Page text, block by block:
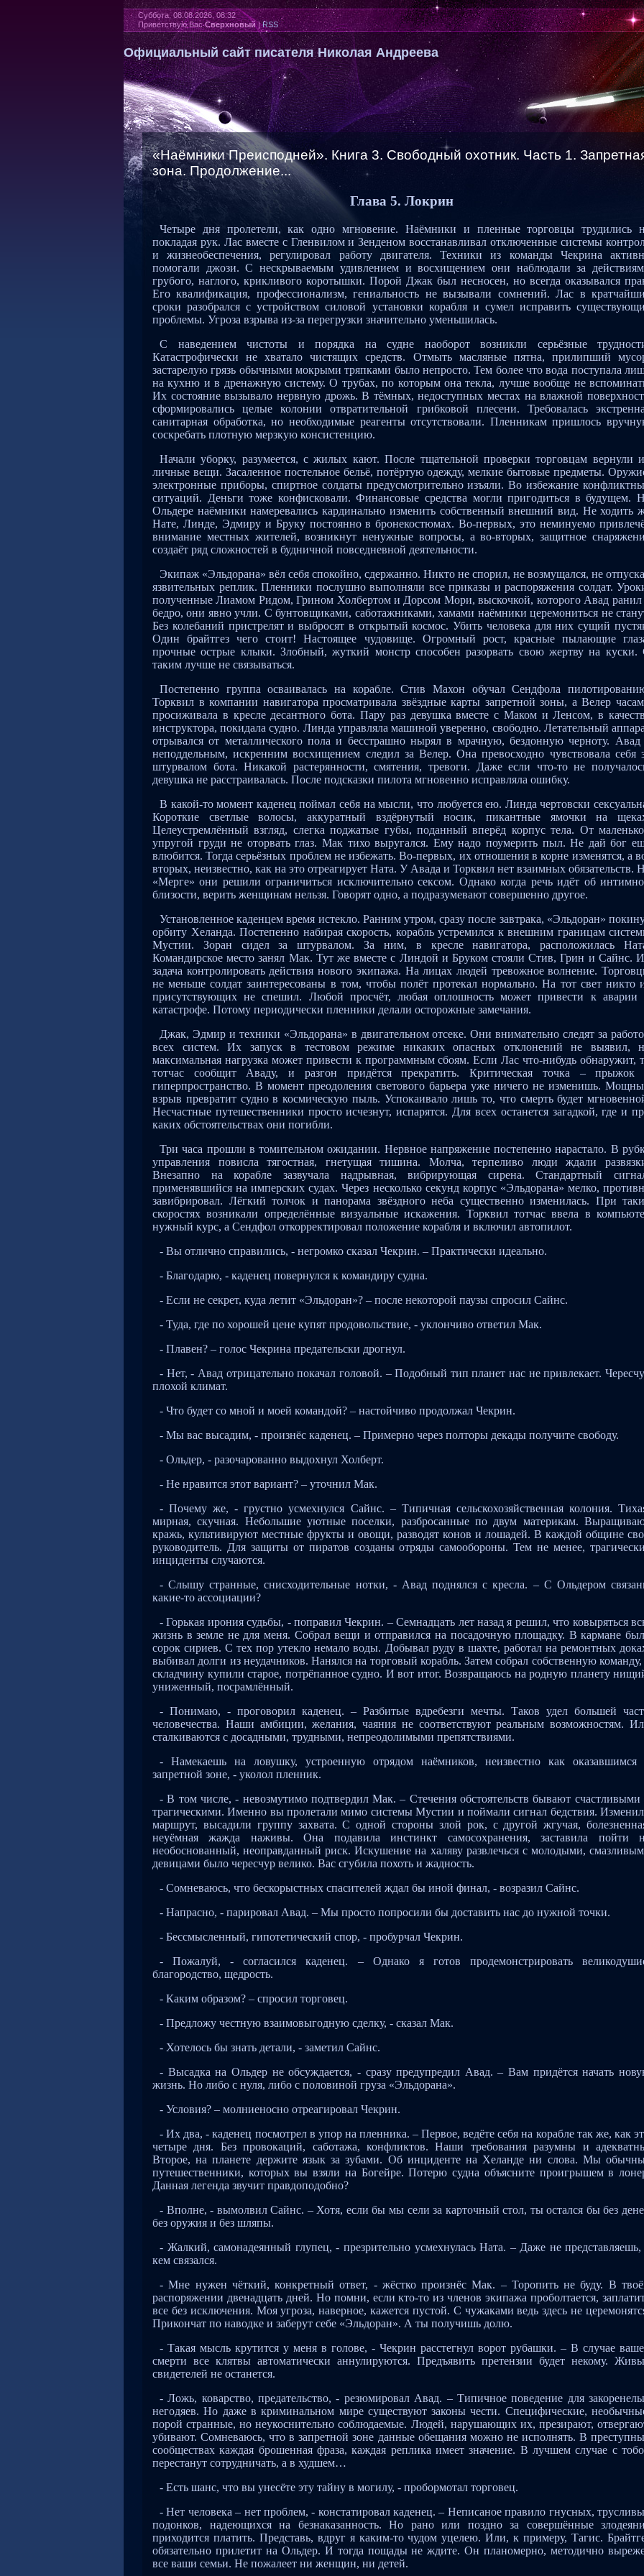
Суббота, 08.08.2026, 08:32
Приветствую Вас Сверхновый|RSS
Официальный сайт писателя Николая Андреева
«Наёмники Преисподней». Книга 3. Свободный охотник. Часть 1.
зона. Продолжение...
Глава 5. Локрин
Четыре дня пролетели, как одно мгновение. Наёмники и пленные торговцы трудились
покладая рук. Лас вместе с Гленвилом и Зенденом восстанавливал отключенные системы
и жизнеобеспечения, регулировал работу двигателя. Техники из команды Чекрина
помогали джози. С нескрываемым удивлением и восхищением они наблюдали за
грубого, наглого, крикливого коротышки. Порой Джак был несносен, но всегда оказывался
Его квалификация, профессионализм, гениальность не вызывали сомнений. Лас в
сроки разобрался с устройством силовой установки корабля и сумел исправить
проблемы. Угроза взрыва из-за перегрузки значительно уменьшилась.
С наведением чистоты и порядка на судне наоборот возникли серьёзные
Катастрофически не хватало чистящих средств. Отмыть масляные пятна, прилипший
застарелую грязь обычными мокрыми тряпками было непросто. Тем более что вода поступала
на кухню и в дренажную систему. О трубах, по которым она текла, лучше вообще не
Их состояние вызывало нервную дрожь. В тёмных, недоступных местах на влажной
сформировались целые колонии отвратительной грибковой плесени. Требовалась
санитарная обработка, но необходимые реагенты отсутствовали. Пленникам пришлось
соскребать плотную мерзкую консистенцию.
Начали уборку, разумеется, с жилых кают. После тщательной проверки торговцам вернули
личные вещи. Засаленное постельное бельё, потёртую одежду, мелкие бытовые предметы.
электронные приборы, спиртное солдаты предусмотрительно изъяли. Во избежание
ситуаций. Деньги тоже конфисковали. Финансовые средства могли пригодиться в будущем.
Ольдере наёмники намеревались кардинально изменить собственный внешний вид. Не ходить
Нате, Линде, Эдмиру и Бруку постоянно в бронекостюмах. Во-первых, это неминуемо
внимание местных жителей, возникнут ненужные вопросы, а во-вторых, защитное
создаёт ряд сложностей в будничной повседневной деятельности.
Экипаж «Эльдорана» вёл себя спокойно, сдержанно. Никто не спорил, не возмущался, не
язвительных реплик. Пленники послушно выполняли все приказы и распоряжения солдат.
полученные Лиамом Ридом, Грином Холбертом и Дорсом Мори, выскочкой, которого Авад ранил
бедро, они явно учли. С бунтовщиками, саботажниками, хамами наёмники церемониться не
Без колебаний пристрелят и выбросят в открытый космос. Убить человека для них сущий
Один брайтгез чего стоит! Настоящее чудовище. Огромный рост, красные пылающие
прочные острые клыки. Злобный, жуткий монстр способен разорвать свою жертву на куски.
таким лучше не связываться.
Постепенно группа осваивалась на корабле. Стив Махон обучал Сендфола
Торквил в компании навигатора просматривала звёздные карты запретной зоны, а Велер
просиживала в кресле десантного бота. Пару раз девушка вместе с Маком и Ленсом, в
инструктора, покидала судно. Линда управляла машиной уверенно, свободно. Летательный
отрывался от металлического пола и бесстрашно нырял в мрачную, бездонную черноту. Авад
неподдельным, искренним восхищением следил за Велер. Она превосходно чувствовала себя
штурвалом бота. Никакой растерянности, смятения, тревоги. Даже если что-то не
девушка не расстраивалась. После подсказки пилота мгновенно исправляла ошибку.
В какой-то момент каденец поймал себя на мысли, что любуется ею. Линда чертовски
Короткие светлые волосы, аккуратный вздёрнутый носик, пикантные ямочки на
Целеустремлённый взгляд, слегка поджатые губы, поданный вперёд корпус тела. От
упругой груди не оторвать глаз. Мак тихо выругался. Ему надо поумерить пыл. Не дай бог
влюбится. Тогда серьёзных проблем не избежать. Во-первых, их отношения в корне изменятся, а
вторых, неизвестно, как на это отреагирует Ната. У Авада и Торквил нет взаимных обязательств.
«Мерге» они решили ограничиться исключительно сексом. Однако когда речь идёт об
близости, верить женщинам нельзя. Говорят одно, а подразумевают совершенно другое.
Установленное каденцем время истекло. Ранним утром, сразу после завтрака, «Эльдоран»
орбиту Хеланда. Постепенно набирая скорость, корабль устремился к внешним границам
Мустии. Зоран сидел за штурвалом. За ним, в кресле навигатора, расположилась
Командирское место занял Мак. Тут же вместе с Линдой и Бруком стояли Стив, Грин и Сайнс.
задача контролировать действия нового экипажа. На лицах людей тревожное волнение.
не меньше солдат заинтересованы в том, чтобы полёт протекал нормально. На тот свет никто
присутствующих не спешил. Любой просчёт, любая оплошность может привести к аварии
катастрофе. Потому периодически пленники делали осторожные замечания.
Джак, Эдмир и техники «Эльдорана» в двигательном отсеке. Они внимательно следят за
всех систем. Их запуск в тестовом режиме никаких опасных отклонений не выявил,
максимальная нагрузка может привести к программным сбоям. Если Лас что-нибудь обнаружит,
тотчас сообщит Аваду, и разгон придётся прекратить. Критическая точка – прыжок
гиперпространство. В момент преодоления светового барьера уже ничего не изменишь.
взрыв превратит судно в космическую пыль. Успокаивало лишь то, что смерть будет
Несчастные путешественники просто исчезнут, испарятся. Для всех останется загадкой, где и
каких обстоятельствах они погибли.
Три часа прошли в томительном ожидании. Нервное напряжение постепенно нарастало. В
управления повисла тягостная, гнетущая тишина. Молча, терпеливо люди ждали
Внезапно на корабле зазвучала надрывная, вибрирующая сирена. Стандартный
применявшийся на имперских судах. Через несколько секунд корпус «Эльдорана» мелко,
завибрировал. Лёгкий толчок и панорама звёздного неба существенно изменилась. При
скоростях возникали определённые визуальные искажения. Торквил тотчас ввела в
нужный курс, а Сендфол откорректировал положение корабля и включил автопилот.
- Вы отлично справились, - негромко сказал Чекрин. – Практически идеально.
- Благодарю, - каденец повернулся к командиру судна.
- Если не секрет, куда летит «Эльдоран»? – после некоторой паузы спросил Сайнс.
- Туда, где по хорошей цене купят продовольствие, - уклончиво ответил Мак.
- Плавен? – голос Чекрина предательски дрогнул.
- Нет, - Авад отрицательно покачал головой. – Подобный тип планет нас не привлекает.
плохой климат.
- Что будет со мной и моей командой? – настойчиво продолжал Чекрин.
- Мы вас высадим, - произнёс каденец. – Примерно через полторы декады получите свободу.
- Ольдер, - разочарованно выдохнул Холберт.
- Не нравится этот вариант? – уточнил Мак.
- Почему же, - грустно усмехнулся Сайнс. – Типичная сельскохозяйственная колония.
мирная, скучная. Небольшие уютные поселки, разбросанные по двум материкам.
кражь, культивируют местные фрукты и овощи, разводят конов и лошадей. В каждой общине
руководитель. Для защиты от пиратов созданы отряды самообороны. Тем не менее,
инциденты случаются.
- Слышу странные, снисходительные нотки, - Авад поднялся с кресла. – С Ольдером
какие-то ассоциации?
- Горькая ирония судьбы, - поправил Чекрин. – Семнадцать лет назад я решил, что ковыряться
жизнь в земле не для меня. Собрал вещи и отправился на посадочную площадку. В кармане
сорок сириев. С тех пор утекло немало воды. Добывал руду в шахте, работал на ремонтных
выбивал долги из неудачников. Нанялся на торговый корабль. Затем собрал собственную команду,
складчину купили старое, потрёпанное судно. И вот итог. Возвращаюсь на родную планету
униженный, посрамлённый.
- Понимаю, - проговорил каденец. – Разбитые вдребезги мечты. Таков удел большей
человечества. Наши амбиции, желания, чаяния не соответствуют реальным возможностям.
сталкиваются с досадными, трудными, непреодолимыми препятствиями.
- Намекаешь на ловушку, устроенную отрядом наёмников, неизвестно как оказавшимся
запретной зоне, - уколол пленник.
- В том числе, - невозмутимо подтвердил Мак. – Стечения обстоятельств бывают счастливыми
трагическими. Именно вы пролетали мимо системы Мустии и поймали сигнал бедствия.
маршрут, высадили группу захвата. С одной стороны злой рок, с другой жгучая,
неуёмная жажда наживы. Она подавила инстинкт самосохранения, заставила пойти
необоснованный, неоправданный риск. Искушение на халяву развлечься с молодыми,
девицами было чересчур велико. Вас сгубила похоть и жадность.
- Сомневаюсь, что бескорыстных спасителей ждал бы иной финал, - возразил Сайнс.
- Напрасно, - парировал Авад. – Мы просто попросили бы доставить нас до нужной точки.
- Бессмысленный, гипотетический спор, - пробурчал Чекрин.
- Пожалуй, - согласился каденец. – Однако я готов продемонстрировать
благородство, щедрость.
- Каким образом? – спросил торговец.
- Предложу честную взаимовыгодную сделку, - сказал Мак.
- Хотелось бы знать детали, - заметил Сайнс.
- Высадка на Ольдер не обсуждается, - сразу предупредил Авад. – Вам придётся начать
жизнь. Но либо с нуля, либо с половиной груза «Эльдорана».
- Условия? – молниеносно отреагировал Чекрин.
- Их два, - каденец посмотрел в упор на пленника. – Первое, ведёте себя на корабле так же, как
четыре дня. Без провокаций, саботажа, конфликтов. Наши требования разумны и
Второе, на планете держите язык за зубами. Об инциденте на Хеланде ни слова. Мы
путешественники, которых вы взяли на Богейре. Потерю судна объясните проигрышем в
Данная легенда звучит правдоподобно?
- Вполне, - вымолвил Сайнс. – Хотя, если бы мы сели за карточный стол, ты остался бы без
без оружия и без шляпы.
- Жалкий, самонадеянный глупец, - презрительно усмехнулась Ната. – Даже не представляешь,
кем связался.
- Мне нужен чёткий, конкретный ответ, - жёстко произнёс Мак. – Торопить не буду. В
распоряжении двенадцать дней. Но помни, если кто-то из членов экипажа проболтается,
все без исключения. Моя угроза, наверное, кажется пустой. С чужаками ведь здесь не
Прикончат по наводке и заберут себе «Эльдоран». А ты получишь долю.
- Такая мысль крутится у меня в голове, - Чекрин расстегнул ворот рубашки. – В случае
смерти все клятвы автоматически аннулируются. Предъявить претензии будет некому.
свидетелей не останется.
- Ложь, коварство, предательство, - резюмировал Авад. – Типичное поведение для
негодяев. Но даже в криминальном мире существуют законы чести. Специфические,
порой странные, но неукоснительно соблюдаемые. Людей, нарушающих их, презирают,
убивают. Сомневаюсь, что в запретной зоне данные обещания можно не исполнять. В
сообществах каждая брошенная фраза, каждая реплика имеет значение. В лучшем случае с
перестанут сотрудничать, а в худшем…
- Есть шанс, что вы унесёте эту тайну в могилу, - пробормотал торговец.
- Нет человека – нет проблем, - констатировал каденец. – Неписаное правило гнусных,
подонков, надеющихся на безнаказанность. Но рано или поздно за совершённые
приходится платить. Представь, вдруг я каким-то чудом уцелею. Или, к примеру, Тагис.
обязательно прилетит на Ольдер. И тогда пощады не ждите. Он планомерно, методично
все ваши семьи. Не пожалеет ни женщин, ни детей.